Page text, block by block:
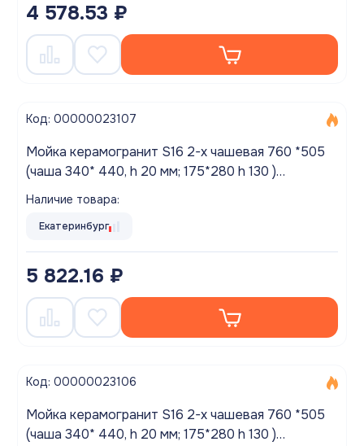
4 578.53 ₽
Код: 00000023107
Мойка керамогранит S16 2-х чашевая 760 *505
(чаша 340* 440, h 20 мм; 175*280 h 130 )
Наличие товара:
Екатеринбург
5 822.16 ₽
Код: 00000023106
Мойка керамогранит S16 2-х чашевая 760 *505
(чаша 340* 440, h 20 мм; 175*280 h 130 )